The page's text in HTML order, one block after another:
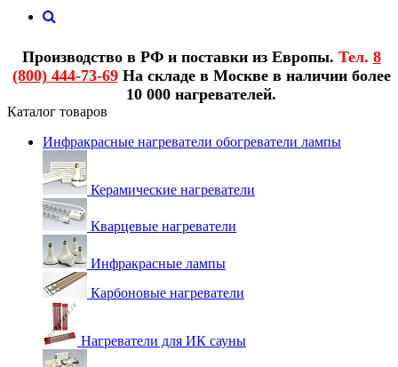
Производство в РФ и поставки из Европы. Тел. 8
(800) 444-73-69На складе в Москве в наличии более
10 000 нагревателей.
Каталог товаров
Инфракрасные нагреватели обогреватели лампы
Керамические нагреватели
Кварцевые нагреватели
Инфракрасные лампы
Карбоновые нагреватели
Нагреватели для ИК сауны